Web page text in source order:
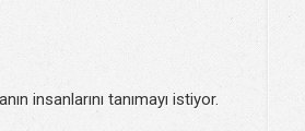
insanlarını tanımayı istiyor.